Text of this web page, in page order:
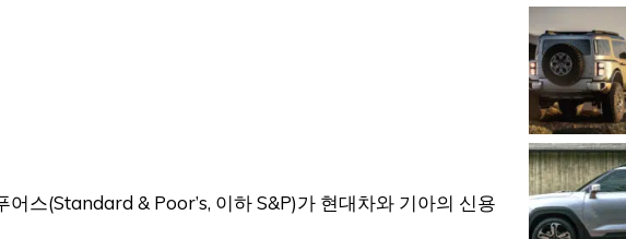
스(Standard & Poor’s, 이하 S&P)가 현대차와 기아의 신용